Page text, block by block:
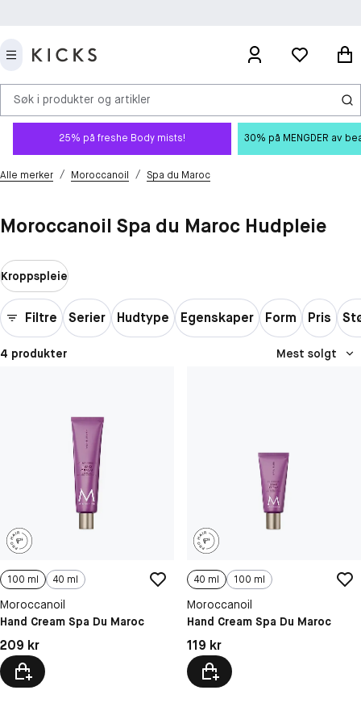
Søk i produkter og artikler
25% på freshe Body mists! 30% på MENGDER av
Alle merker / Moroccanoil / Spa du Maroc
Moroccanoil Spa du Maroc Hudpleie
Kroppspleie
Filtre Serier Hudtype Egenskaper Form Pris
4 produkter Mest solgt
100 ml 40 ml
Moroccanoil
Hand Cream Spa Du Maroc
Pris: 209 kr
209 kr
40 ml 100 ml
Moroccanoil
Hand Cream Spa Du Maroc
Pris: 119 kr
119 kr